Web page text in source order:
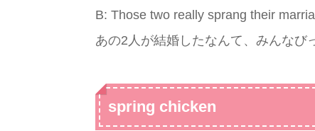
B: Those two really sprang their
あの2人が結婚したなんて、みんなび
spring chicken